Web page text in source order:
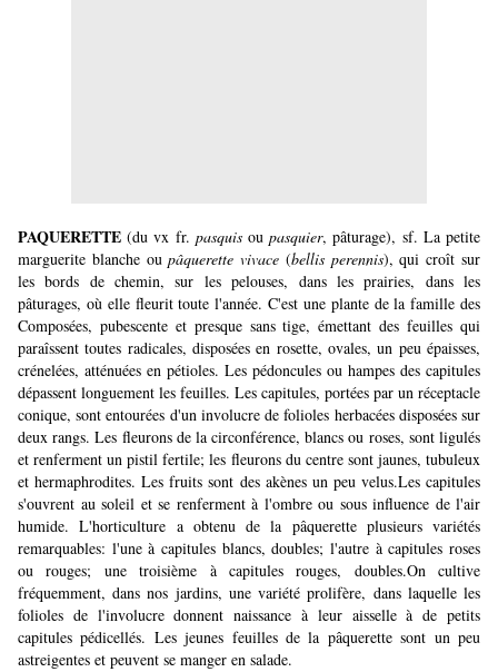
PAQUERETTE(du vx fr. pasquisoupasquier, pâturage), sf. La petite
marguerite blanche oupâquerette vivace (bellis perennis), qui croît sur
les bords de chemin, sur les pelouses, dans les prairies, dans les
pâturages, où elle fleurit toute l'année. C'est une plante de la famille des
Composées, pubescente et presque sans tige, émettant des feuilles qui
paraîssent toutes radicales, disposées en rosette, ovales, un peu épaisses,
crénelées, atténuées en pétioles. Les pédoncules ou hampes des capitules
dépassent longuement les feuilles. Les capitules, portées par un réceptacle
conique, sont entourées d'un involucre de folioles herbacées disposées sur
deux rangs. Les fleurons de la circonférence, blancs ou roses, sont ligulés
et renferment un pistil fertile; les fleurons du centre sont jaunes, tubuleux
et hermaphrodites. Les fruits sont des akènes un peu velus.Les capitules
s'ouvrent au soleil et se renferment à l'ombre ou sous influence de l'air
humide. L'horticulture a obtenu de la pâquerette plusieurs variétés
remarquables: l'une à capitules blancs, doubles; l'autre à capitules roses
ou rouges; une troisième à capitules rouges, doubles.On cultive
fréquemment, dans nos jardins, une variété prolifère, dans laquelle les
folioles de l'involucre donnent naissance à leur aisselle à de petits
capitules pédicellés. Les jeunes feuilles de la pâquerette sont un peu
astreigentes et peuvent se manger en salade.